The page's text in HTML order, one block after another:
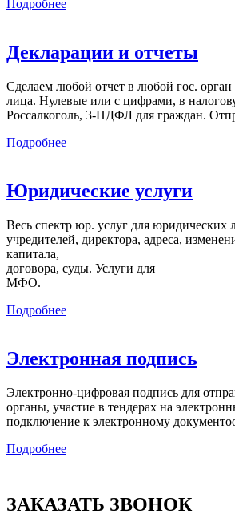
Подробнее
Декларации и отчеты
Сделаем любой отчет в любой гос.
лица. Нулевые или с цифрами, в
Россалкоголь, 3-НДФЛ для граждан.
Подробнее
Юридические услуги
Весь спектр юр. услуг для юридических
учредителей, директора, адреса,
капитала,
договора, суды. Услуги для
МФО.
Подробнее
Электронная подпись
Электронно-цифровая подпись для
органы, участие в тендерах на
подключение к электронному
Подробнее
ЗАКАЗАТЬ ЗВОНОК